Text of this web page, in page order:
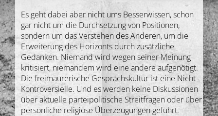
Es geht dabei aber nicht ums Besserwissen, schon
gar nicht um die Durchsetzung von Positionen,
sondern um das Verstehen des Anderen, um die
Erweiterung des Horizonts durch zusätzliche
Gedanken. Niemand wird wegen seiner Meinung
kritisiert, niemandem wird eine andere aufgenötigt.
Die freimaurerische Gesprächskultur ist eine Nicht-
Kontroversielle. Und es werden keine Diskussionen
über aktuelle parteipolitische Streitfragen oder über
persönliche religiöse Überzeugungen geführt.